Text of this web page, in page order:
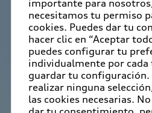
importante para
necesitamos tu permiso
cookies. Puedes dar tu
hacer clic en “Aceptar
puedes configurar tu
individualmente por cada
guardar tu configuración.
realizar ninguna
las cookies necesarias.